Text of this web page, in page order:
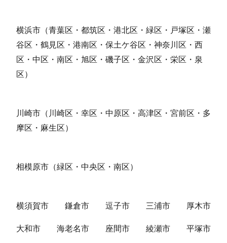
横浜市（青葉区・都筑区・港北区・緑区・戸塚区・瀬
谷区・鶴見区・港南区・保土ケ谷区・神奈川区・西
区・中区・南区・旭区・磯子区・金沢区・栄区・泉
区）
川崎市（川崎区・幸区・中原区・高津区・宮前区・多
摩区・麻生区）
相模原市（緑区・中央区・南区）
横須賀市 鎌倉市 逗子市 三浦市 厚木市
大和市 海老名市 座間市 綾瀬市 平塚市